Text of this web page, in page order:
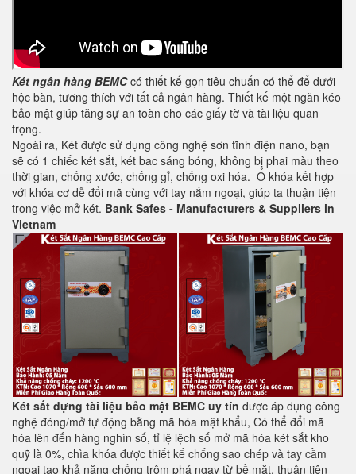
Két ngân hàng BEMCcó thiết kế gọn tiêu chuẩn có thể để dưới
hộc bàn, tương thích với tất cả ngân hàng. Thiết kế một ngăn kéo
bảo mật giúp tăng sự an toàn cho các giấy tờ và tài liệu quan
trọng.
Ngoài ra, Két được sử dụng công nghệ sơn tĩnh điện nano, bạn
sẽ có 1 chiếc két sắt, két bac sáng bóng, không bị phai màu theo
thời gian, chống xước, chống gỉ, chống oxi hóa. Ổ khóa kết hợp
với khóa cơ dễ đổi mã cùng với tay nắm ngoại, giúp ta thuận tiện
trong việc mở két. Bank Safes - Manufacturers & Suppliers in
Vietnam
Két sắt đựng tài liệu bảo mật BEMC uy tín được áp dụng công
nghệ đóng/mở tự động bằng mã hóa mật khẩu, Có thể đổi mã
hóa lên đến hàng nghìn số, tỉ lệ lệch số mở mã hóa két sắt kho
quỹ là 0%, chìa khóa được thiết kế chống sao chép và tay cầm
ngoại tạo khả năng chống trộm phá ngay từ bề mặt, thuận tiện